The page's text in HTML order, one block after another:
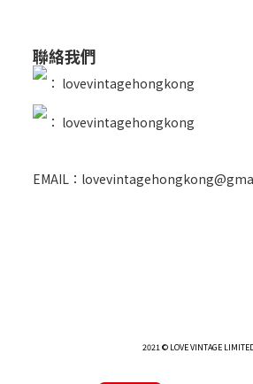
聯絡我們
： lovevintagehongkong
： lovevintagehongkong
EMAIL：
2021 © LOVE VINTAGE